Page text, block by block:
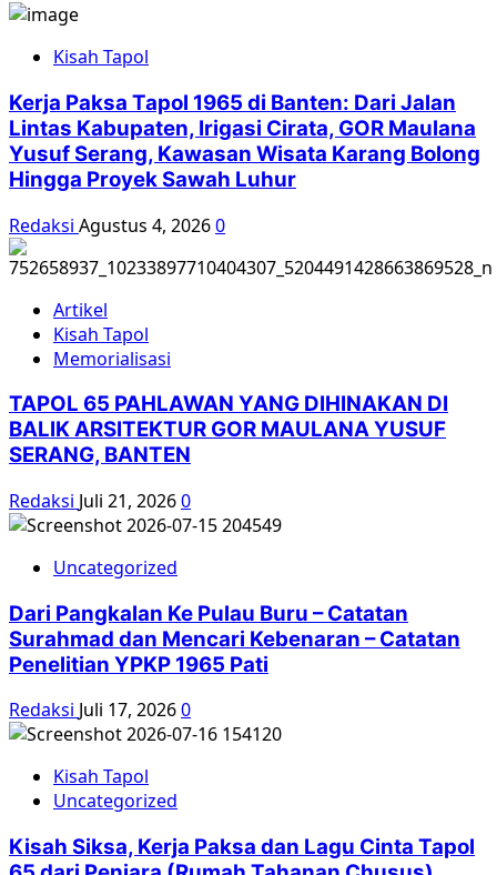
Kisah Tapol
Kerja Paksa Tapol 1965 di Banten: Dari Jalan
Lintas Kabupaten, Irigasi Cirata, GOR Maulana
Yusuf Serang, Kawasan Wisata Karang Bolong
Hingga Proyek Sawah Luhur
Redaksi Agustus 4, 20260
Artikel
Kisah Tapol
Memorialisasi
TAPOL 65 PAHLAWAN YANG DIHINAKAN DI
BALIK ARSITEKTUR GOR MAULANA YUSUF
SERANG, BANTEN
Redaksi Juli 21, 20260
Uncategorized
Dari Pangkalan Ke Pulau Buru – Catatan
Surahmad dan Mencari Kebenaran – Catatan
Penelitian YPKP 1965 Pati
Redaksi Juli 17, 20260
Kisah Tapol
Uncategorized
Kisah Siksa, Kerja Paksa dan Lagu Cinta Tapol